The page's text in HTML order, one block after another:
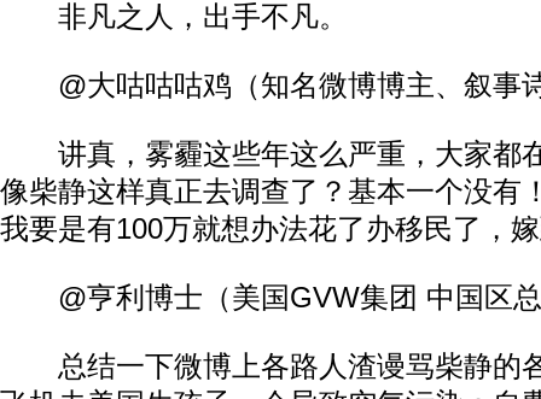
非凡之人，出手不凡。
@大咕咕咕鸡（知名微博博主、叙事
讲真，雾霾这些年这么严重，大家都
像柴静这样真正去调查了？基本一个没有
我要是有100万就想办法花了办移民了，
@亨利博士（美国GVW集团 中国区总
总结一下微博上各路人渣谩骂柴静的